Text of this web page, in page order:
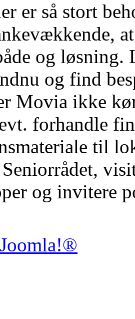
er så stort
og løsning.
og find
Movia ikke
forhandle
til
og invitere
Joomla!®